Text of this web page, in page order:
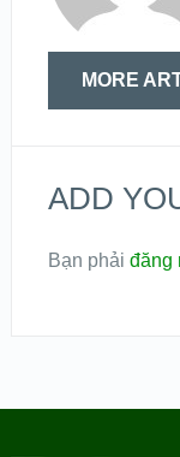
MORE
ADD
Bạn phải đăng